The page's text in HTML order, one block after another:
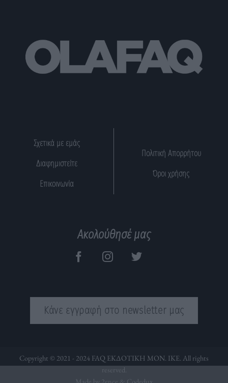
Σχετικά με εμάς
Διαφημιστείτε
Επικοινωνία
Πολιτική Απορρήτου
Όροι χρήσης
Ακολούθησέ μας
Κάνε εγγραφή στο newsletter μας
Copyright © 2021 - 2024 FAQ ΕΚΔΟΤΙΚΗ ΜΟΝ. ΙΚΕ. All rights
reserved.